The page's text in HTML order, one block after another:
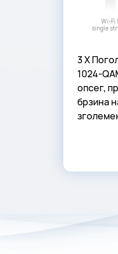
Wi-Fi
single
3 X
1024-
опсег,
брзина